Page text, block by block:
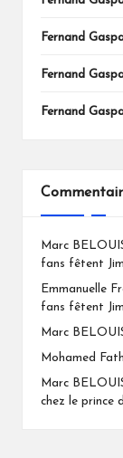
Fernand
Fernand
Fernand
Marc
fans fêtent
Emmanuelle
fans fêtent
Marc
Mohamed
Marc
chez le prince